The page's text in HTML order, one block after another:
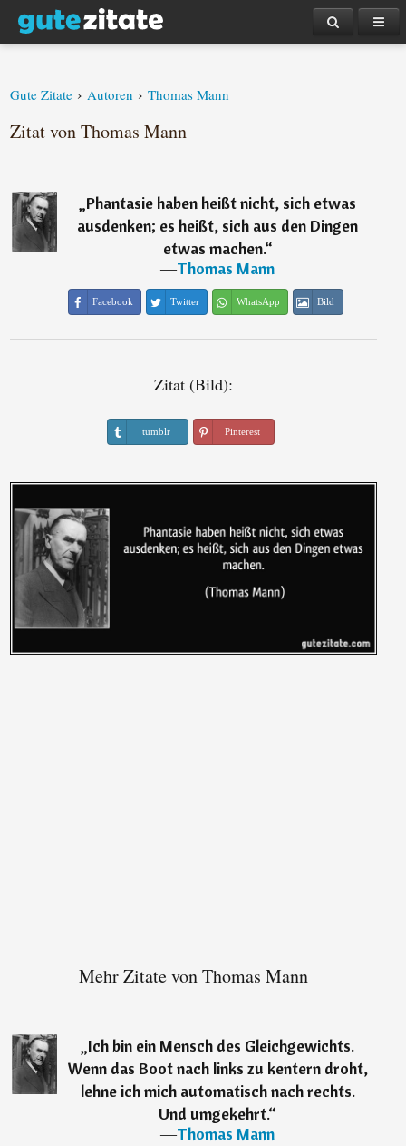
Gute Zitate › Autoren › Thomas Mann
Zitat von Thomas Mann
„Phantasie haben heißt nicht, sich etwas
ausdenken; es heißt, sich aus den Dingen
etwas machen.“
―Thomas Mann
Facebook Twitter WhatsApp Bild
Zitat (Bild):
tumblr Pinterest
Mehr Zitate von Thomas Mann
„Ich bin ein Mensch des Gleichgewichts.
Wenn das Boot nach links zu kentern droht,
lehne ich mich automatisch nach rechts.
Und umgekehrt.“
―Thomas Mann